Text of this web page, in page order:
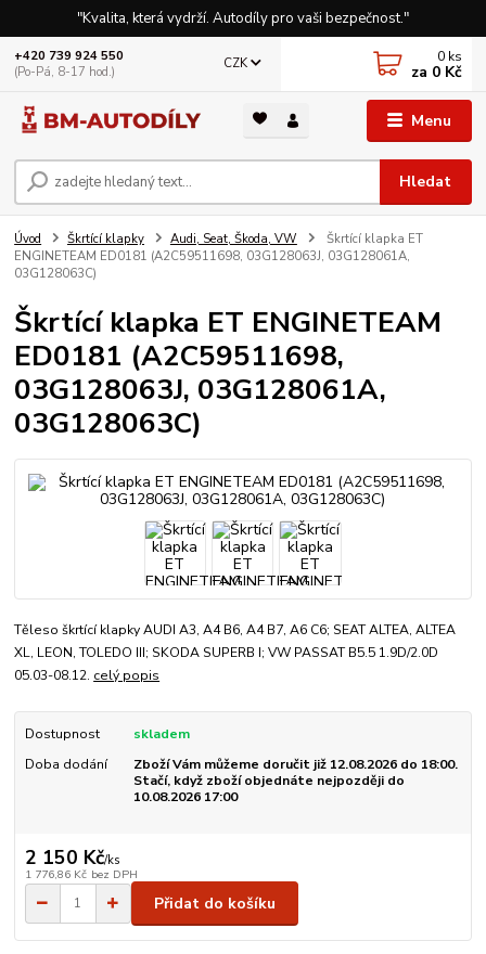
"Kvalita, která vydrží. Autodíly pro vaši bezpečnost."
Menu
CZK
Hledat
+420 739 924 550
(Po-Pá, 8-17 hod.)
0 ks
za 0 Kč
Úvod Škrtící klapky Audi, Seat, Škoda, VW
Škrtící klapka ET
ENGINETEAM ED0181 (A2C59511698, 03G128063J, 03G128061A,
03G128063C)
Škrtící klapka ET ENGINETEAM
ED0181 (A2C59511698,
03G128063J, 03G128061A,
03G128063C)
Těleso škrtící klapky AUDI A3, A4 B6, A4 B7, A6 C6; SEAT ALTEA, ALTEA
XL, LEON, TOLEDO III; SKODA SUPERB I; VW PASSAT B5.5 1.9D/2.0D
05.03-08.12. celý popis
Dostupnost
skladem
Doba dodání
Zboží Vám můžeme doručit již 12.08.2026 do 18:00.
Stačí, když zboží objednáte nejpozději do
10.08.2026 17:00
2 150 Kč/ks
1 776,86 Kč bez DPH
Přidat do košíku